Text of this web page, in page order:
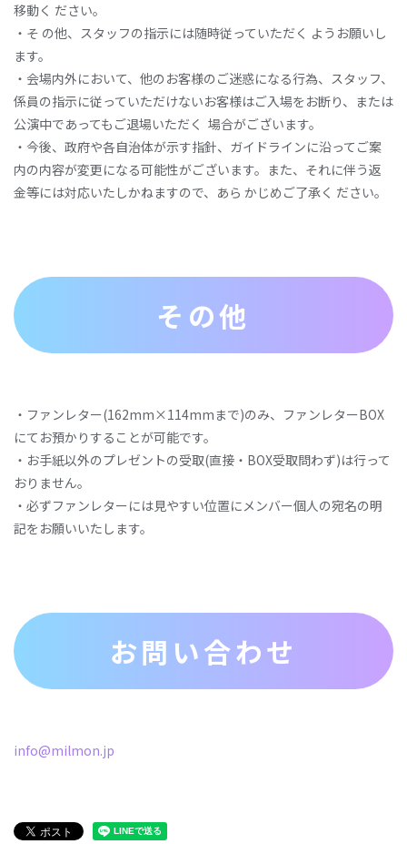
移動く ださい。
‧そ の他、スタッフの指⽰には随時従っていただく ようお願いし
ます。
‧会場内外において、他のお客様のご迷惑になる⾏為、スタッフ、
係員の指⽰に従っていただけないお客様はご⼊場をお断り、または
公演中であってもご退場いただく 場合がございます。
‧今後、政府や各⾃治体が⽰す指針、ガイドラインに沿ってご案
内の内容が変更になる可能性がございます。また、それに伴う返
⾦等には対応いたしかねますので、あら かじめご了承く ださい。
その他
・ファンレター(162mm×114mmまで)のみ、ファンレターBOX
にてお預かりすることが可能です。
・お手紙以外のプレゼントの受取(直接・BOX受取問わず)は行って
おりません。
・必ずファンレターには見やすい位置にメンバー個人の宛名の明
記をお願いいたします。
お問い合わせ
info@milmon.jp